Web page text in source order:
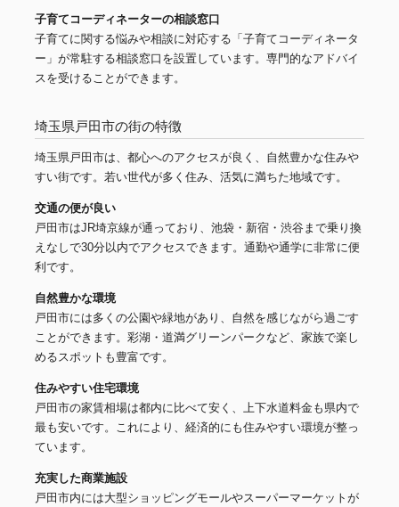
子育てコーディネーターの相談窓口
子育てに関する悩みや相談に対応する「子育てコーディネータ
ー」が常駐する相談窓口を設置しています。専門的なアドバイ
スを受けることができます。
埼玉県戸田市の街の特徴
埼玉県戸田市は、都心へのアクセスが良く、自然豊かな住みや
すい街です。若い世代が多く住み、活気に満ちた地域です。
交通の便が良い
戸田市はJR埼京線が通っており、池袋・新宿・渋谷まで乗り換
えなしで30分以内でアクセスできます。通勤や通学に非常に便
利です。
自然豊かな環境
戸田市には多くの公園や緑地があり、自然を感じながら過ごす
ことができます。彩湖・道満グリーンパークなど、家族で楽し
めるスポットも豊富です。
住みやすい住宅環境
戸田市の家賃相場は都内に比べて安く、上下水道料金も県内で
最も安いです。これにより、経済的にも住みやすい環境が整っ
ています。
充実した商業施設
戸田市内には大型ショッピングモールやスーパーマーケットが